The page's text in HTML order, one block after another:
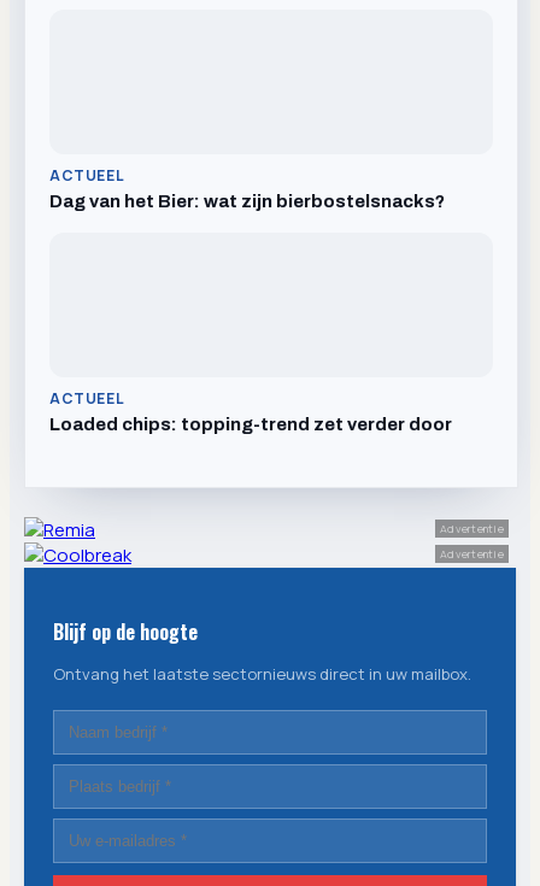
ACTUEEL
Dag van het Bier: wat zijn bierbostelsnacks?
ACTUEEL
Loaded chips: topping-trend zet verder door
Advertentie
Advertentie
Blijf op de hoogte
Ontvang het laatste sectornieuws direct in uw mailbox.